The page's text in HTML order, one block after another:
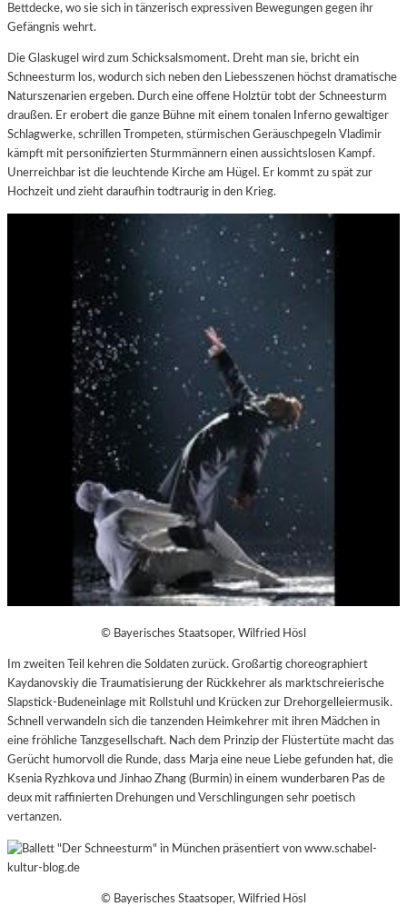
Bettdecke, wo sie sich in tänzerisch expressiven Bewegungen gegen ihr
Gefängnis wehrt.
Die Glaskugel wird zum Schicksalsmoment. Dreht man sie, bricht ein
Schneesturm los, wodurch sich neben den Liebesszenen höchst dramatische
Naturszenarien ergeben. Durch eine offene Holztür tobt der Schneesturm
draußen. Er erobert die ganze Bühne mit einem tonalen Inferno gewaltiger
Schlagwerke, schrillen Trompeten, stürmischen Geräuschpegeln Vladimir
kämpft mit personifizierten Sturmmännern einen aussichtslosen Kampf.
Unerreichbar ist die leuchtende Kirche am Hügel. Er kommt zu spät zur
Hochzeit und zieht daraufhin todtraurig in den Krieg.
© Bayerisches Staatsoper, Wilfried Hösl
Im zweiten Teil kehren die Soldaten zurück. Großartig choreographiert
Kaydanovskiy die Traumatisierung der Rückkehrer als marktschreierische
Slapstick-Budeneinlage mit Rollstuhl und Krücken zur Drehorgelleiermusik.
Schnell verwandeln sich die tanzenden Heimkehrer mit ihren Mädchen in
eine fröhliche Tanzgesellschaft. Nach dem Prinzip der Flüstertüte macht das
Gerücht humorvoll die Runde, dass Marja eine neue Liebe gefunden hat, die
Ksenia Ryzhkova und Jinhao Zhang (Burmin) in einem wunderbaren Pas de
deux mit raffinierten Drehungen und Verschlingungen sehr poetisch
vertanzen.
© Bayerisches Staatsoper, Wilfried Hösl